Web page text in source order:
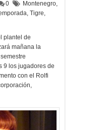
0 Montenegro,
, Tigre,
plantel de
mañana la
9 los jugadores de
con el Rolfi